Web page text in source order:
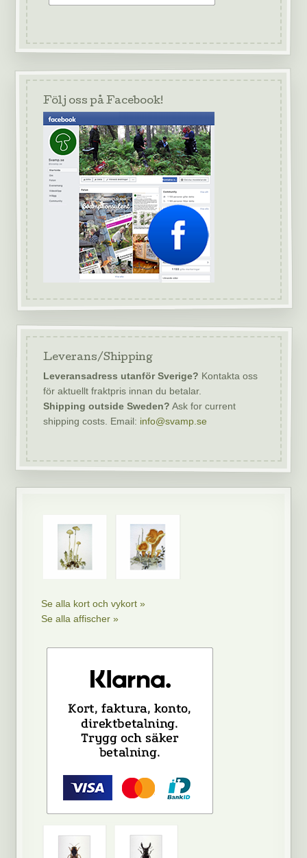
Följ oss på Facebook!
Leverans/Shipping
Leveransadress utanför Sverige? Kontakta oss
för aktuellt fraktpris innan du betalar.
Shipping outside Sweden? Ask for current
shipping costs. Email: info@svamp.se
Se alla kort och vykort »
Se alla affischer »